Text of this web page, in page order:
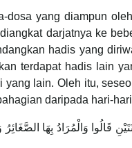
dosa yang diampun
darjatnya ke
hadis yang
terdapat hadis lain
lain. Oleh itu,
daripada hari-